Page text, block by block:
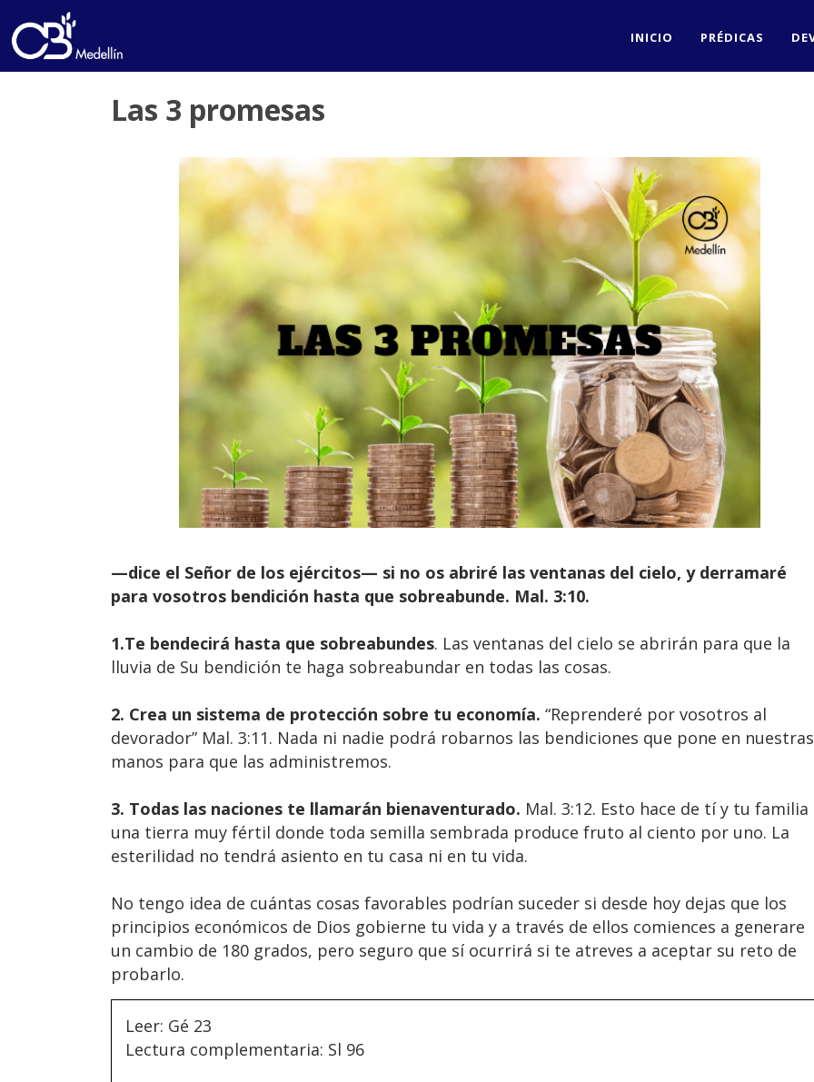
INICIO PRÉDICAS
Las 3 promesas
—dice el Señor de los ejércitos— si no os abriré las ventanas del cielo, y derramaré
para vosotros bendición hasta que sobreabunde. Mal. 3:10.
1.Te bendecirá hasta que sobreabundes. Las ventanas del cielo se abrirán para que la
lluvia de Su bendición te haga sobreabundar en todas las cosas.
2. Crea un sistema de protección sobre tu economía. “Reprenderé por vosotros al
devorador” Mal. 3:11. Nada ni nadie podrá robarnos las bendiciones que pone en nuestras
manos para que las administremos.
3. Todas las naciones te llamarán bienaventurado. Mal. 3:12. Esto hace de tí y tu familia
una tierra muy fértil donde toda semilla sembrada produce fruto al ciento por uno. La
esterilidad no tendrá asiento en tu casa ni en tu vida.
No tengo idea de cuántas cosas favorables podrían suceder si desde hoy dejas que los
principios económicos de Dios gobierne tu vida y a través de ellos comiences a generare
un cambio de 180 grados, pero seguro que sí ocurrirá si te atreves a aceptar su reto de
probarlo.
Leer: Gé 23
Lectura complementaria: Sl 96